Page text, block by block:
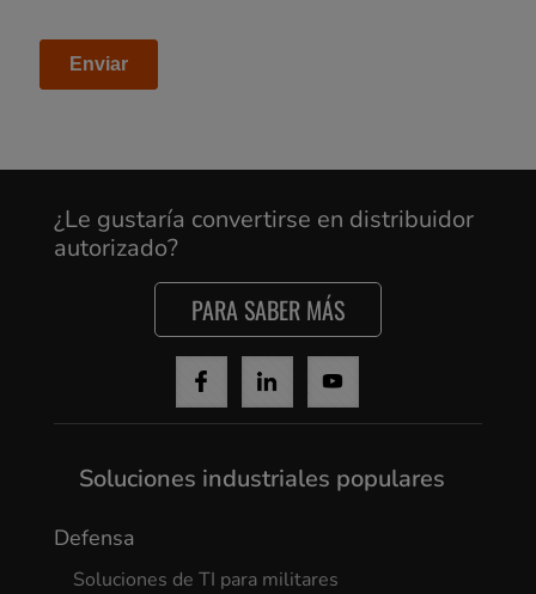
¿Le gustaría convertirse en distribuidor
autorizado?
PARA SABER MÁS
Soluciones industriales populares
Defensa
Soluciones de TI para militares